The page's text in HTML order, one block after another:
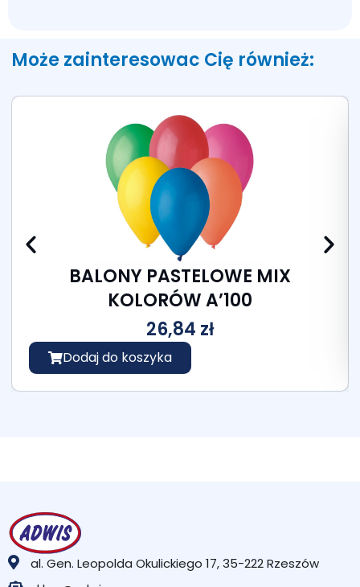
Może zainteresowac Cię również:
BALONY PASTELOWE MIX
KOLORÓW A’100
26,84 zł
Dodaj do koszyka
al. Gen. Leopolda Okulickiego 17, 35-222 Rzeszów